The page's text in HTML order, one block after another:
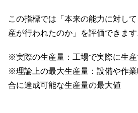
この指標では「本来の能力に対し
産が行われたのか」を評価できます
※実際の生産量：工場で実際に生
※理論上の最大生産量：設備や作
合に達成可能な生産量の最大値